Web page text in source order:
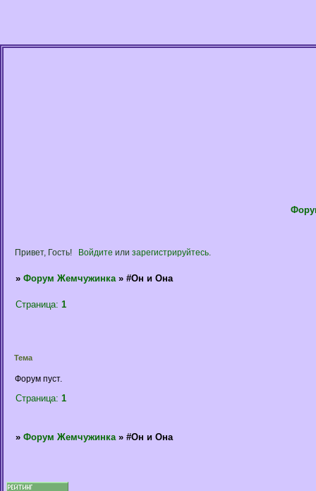
Привет, Гость! Войдите или зарегистрируйтесь.
» Форум Жемчужинка » #Он и Она
Страница: 1
Тема
Форум пуст.
Страница: 1
» Форум Жемчужинка » #Он и Она